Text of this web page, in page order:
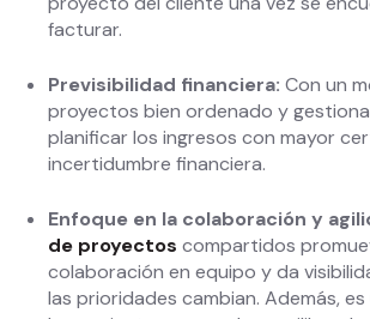
facturar.
Previsibilidad financiera: Con un
proyectos bien ordenado y
planificar los ingresos con mayor
incertidumbre financiera.
Enfoque en la colaboración y
de proyectos compartidos
colaboración en equipo y da
las prioridades cambian. Además,